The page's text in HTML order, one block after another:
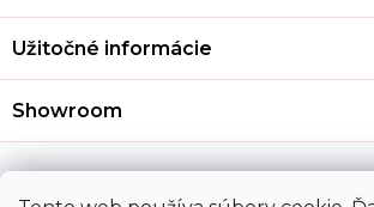
p
t
Užitočné informácie
Showroom
Kontakt